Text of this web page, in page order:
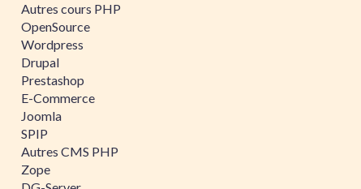
Autres cours PHP
OpenSource
Wordpress
Drupal
Prestashop
E-Commerce
Joomla
SPIP
Autres CMS PHP
Zope